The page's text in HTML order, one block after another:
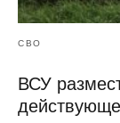
СВО
ВСУ